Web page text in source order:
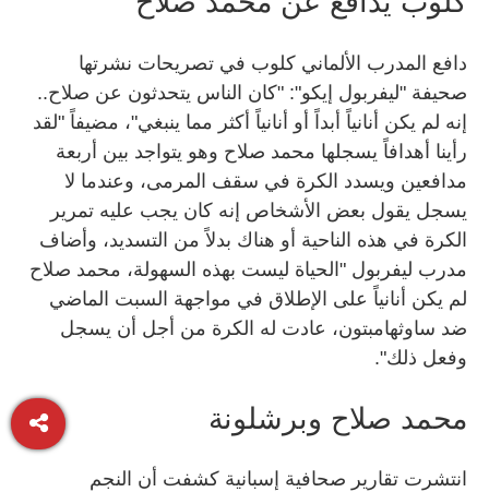
دافع المدرب الألماني كلوب في تصريحات نشرتها
صحيفة "ليفربول إيكو": "كان الناس يتحدثون عن صلاح..
إنه لم يكن أنانياً أبداً أو أنانياً أكثر مما ينبغي"، مضيفاً "لقد
رأينا أهدافاً يسجلها محمد صلاح وهو يتواجد بين أربعة
مدافعين ويسدد الكرة في سقف المرمى، وعندما لا
يسجل يقول بعض الأشخاص إنه كان يجب عليه تمرير
الكرة في هذه الناحية أو هناك بدلاً من التسديد، وأضاف
مدرب ليفربول "الحياة ليست بهذه السهولة، محمد صلاح
لم يكن أنانياً على الإطلاق في مواجهة السبت الماضي
ضد ساوثهامبتون، عادت له الكرة من أجل أن يسجل
وفعل ذلك".
محمد صلاح وبرشلونة
انتشرت تقارير صحافية إسبانية كشفت أن النجم